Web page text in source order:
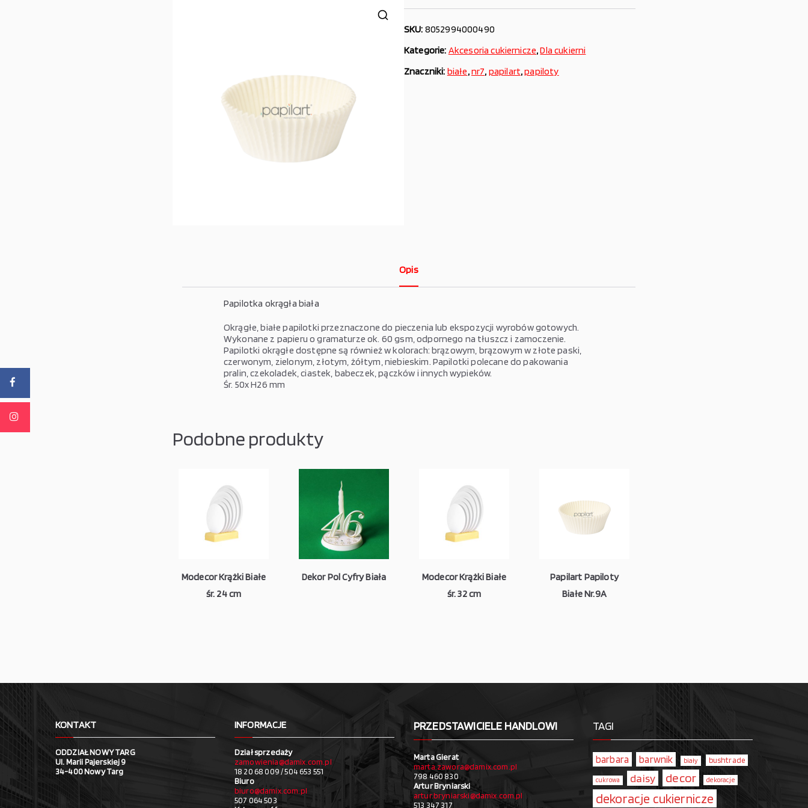
SKU: 8052994000490
Kategorie: Akcesoria cukiernicze,Dla cukierni
Znaczniki: białe,nr7, papilart,papiloty
Opis
Papilotka okrągła biała
Okrągłe, białe papilotki przeznaczone do pieczenia lub ekspozycji wyrobów gotowych.
Wykonane z papieru o gramaturze ok. 60 gsm, odpornego na tłuszcz i zamoczenie.
Papilotki okrągłe dostępne są również w kolorach: brązowym, brązowym w złote paski,
czerwonym, zielonym, złotym, żółtym, niebieskim. Papilotki polecane do pakowania
pralin, czekoladek, ciastek, babeczek, pączków i innych wypieków.
Śr. 50x H26 mm
Podobne produkty
Modecor Krążki Białe
śr. 24 cm
Dekor Pol Cyfry Biała
Modecor Krążki Białe
śr. 32 cm
Papilart Papiloty
Białe Nr.9A
KONTAKT
ODDZIAŁ NOWY TARG
Ul. Marii Pajerskiej 9
34-400 Nowy Targ
INFORMACJE
Dział sprzedaży
zamowienia@damix.com.pl
18 20 68 009 / 504 653 551
Biuro
biuro@damix.com.pl
507 064 503
PRZEDSTAWICIELE HANDLOWI
Marta Gierat
marta.zawora@damix.com.pl
798 460 830
Artur Bryniarski
artur.bryniarski@damix.com.pl
513 347 317
TAGI
barbara barwnik biały bushtrade
cukrowa daisy decor dekoracje
dekoracje cukiernicze